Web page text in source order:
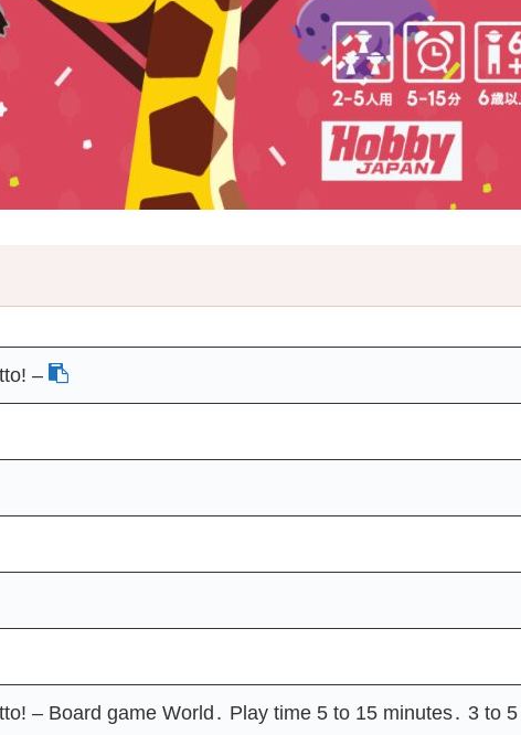
–
– Board game World․ Play time 5 to 15 minutes․ 3 to 5